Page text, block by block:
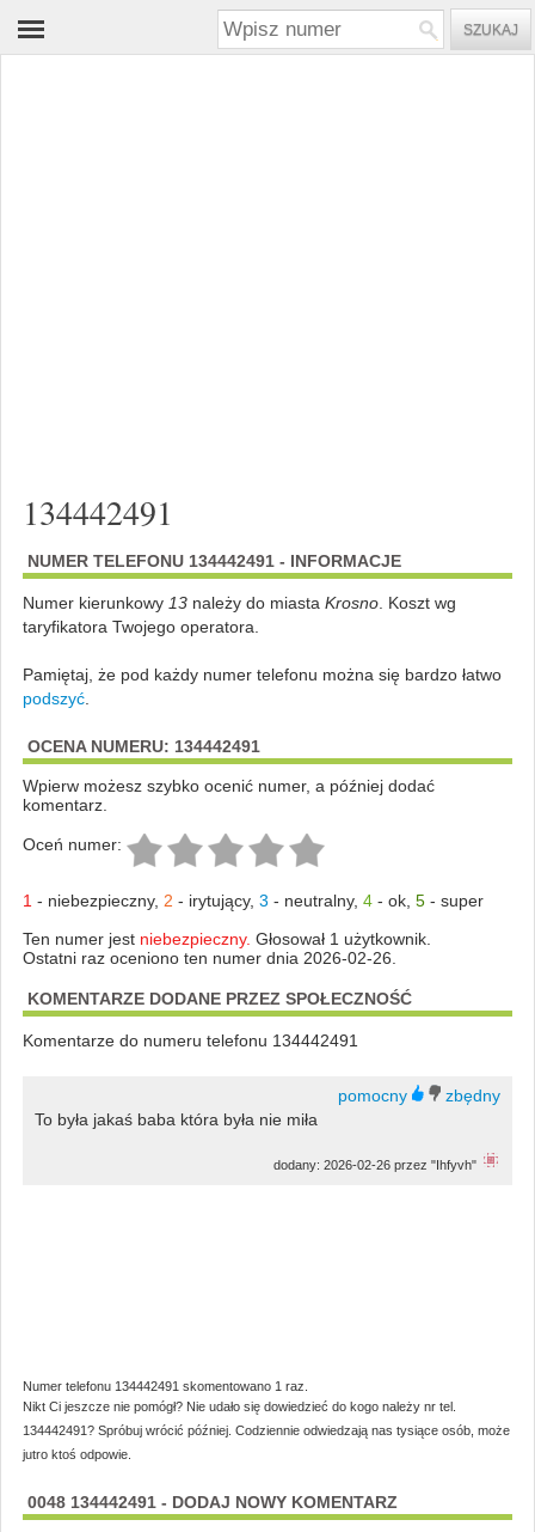
134442491
NUMER TELEFONU 134442491 - INFORMACJE
Numer kierunkowy 13należy do miasta Krosno. Koszt wg
taryfikatora Twojego operatora.
Pamiętaj, że pod każdy numer telefonu można się bardzo łatwo
podszyć.
OCENA NUMERU: 134442491
Wpierw możesz szybko ocenić numer, a później dodać
komentarz.
Oceń numer:
1 - niebezpieczny, 2 - irytujący, 3 - neutralny, 4- ok, 5- super
Ten numer jest niebezpieczny. Głosował 1 użytkownik.
Ostatni raz oceniono ten numer dnia 2026-02-26.
KOMENTARZE DODANE PRZEZ SPOŁECZNOŚĆ
Komentarze do numeru telefonu 134442491
To była jakaś baba która była nie miła
dodany: 2026-02-26 przez "Ihfyvh"
Numer telefonu 134442491 skomentowano 1 raz.
Nikt Ci jeszcze nie pomógł? Nie udało się dowiedzieć do kogo należy nr tel.
134442491? Spróbuj wrócić później. Codziennie odwiedzają nas tysiące osób, może
jutro ktoś odpowie.
0048 134442491 - DODAJ NOWY KOMENTARZ